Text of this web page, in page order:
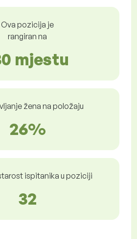
Ova pozicija je
rangiran na
mjestu
žena na položaju
26%
ispitanika u poziciji
32